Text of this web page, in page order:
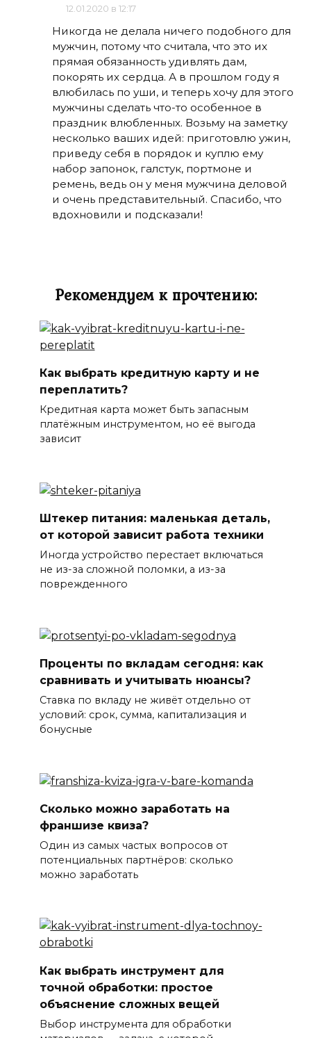
12.01.2020 в 12:17
Никогда не делала ничего подобного для
мужчин, потому что считала, что это их
прямая обязанность удивлять дам,
покорять их сердца. А в прошлом году я
влюбилась по уши, и теперь хочу для этого
мужчины сделать что-то особенное в
праздник влюбленных. Возьму на заметку
несколько ваших идей: приготовлю ужин,
приведу себя в порядок и куплю ему
набор запонок, галстук, портмоне и
ремень, ведь он у меня мужчина деловой
и очень представительный. Спасибо, что
вдохновили и подсказали!
Рекомендуем к прочтению:
Как выбрать кредитную карту и не
переплатить?
Кредитная карта может быть запасным
платёжным инструментом, но её выгода
зависит
Штекер питания: маленькая деталь,
от которой зависит работа техники
Иногда устройство перестает включаться
не из-за сложной поломки, а из-за
поврежденного
Проценты по вкладам сегодня: как
сравнивать и учитывать нюансы?
Ставка по вкладу не живёт отдельно от
условий: срок, сумма, капитализация и
бонусные
Сколько можно заработать на
франшизе квиза?
Один из самых частых вопросов от
потенциальных партнёров: сколько
можно заработать
Как выбрать инструмент для
точной обработки: простое
объяснение сложных вещей
Выбор инструмента для обработки